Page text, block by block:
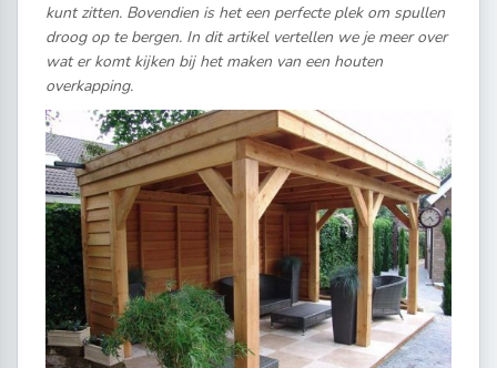
kunt zitten. Bovendien is het een perfecte plek om spullen
droog op te bergen. In dit artikel vertellen we je meer over
wat er komt kijken bij het maken van een houten
overkapping.